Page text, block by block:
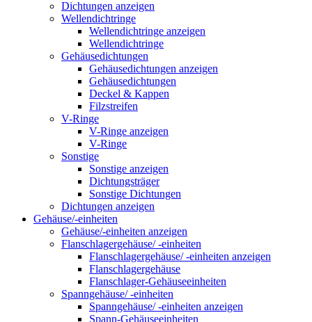
Dichtungen anzeigen
Wellendichtringe
Wellendichtringe anzeigen
Wellendichtringe
Gehäusedichtungen
Gehäusedichtungen anzeigen
Gehäusedichtungen
Deckel & Kappen
Filzstreifen
V-Ringe
V-Ringe anzeigen
V-Ringe
Sonstige
Sonstige anzeigen
Dichtungsträger
Sonstige Dichtungen
Dichtungen anzeigen
Gehäuse/-einheiten
Gehäuse/-einheiten anzeigen
Flanschlagergehäuse/ -einheiten
Flanschlagergehäuse/ -einheiten anzeigen
Flanschlagergehäuse
Flanschlager-Gehäuseeinheiten
Spanngehäuse/ -einheiten
Spanngehäuse/ -einheiten anzeigen
Spann-Gehäuseeinheiten